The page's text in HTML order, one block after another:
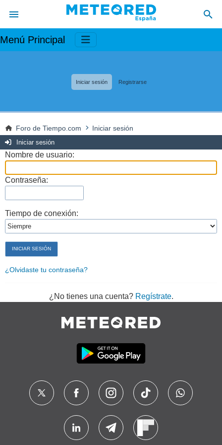
Menú Principal
Iniciar sesión Registrarse
Foro de Tiempo.com Iniciar sesión
Iniciar sesión
Nombre de usuario:
Contraseña:
Tiempo de conexión:
¿Olvidaste tu contraseña?
¿No tienes una cuenta? Regístrate.